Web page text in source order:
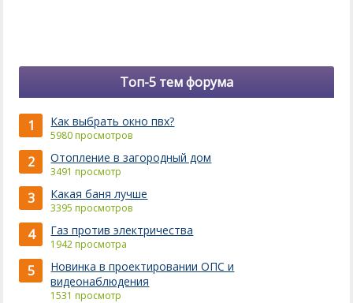
Топ-5 тем форума
1 Как выбрать окно пвх?
5980 просмотров
2 Отопление в загородный дом
3491 просмотр
3 Какая баня лучше
3395 просмотров
4 Газ против электричества
1942 просмотра
5
Новинка в проектировании ОПС и
видеонаблюдения
1531 просмотр